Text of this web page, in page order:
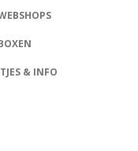
& INFO